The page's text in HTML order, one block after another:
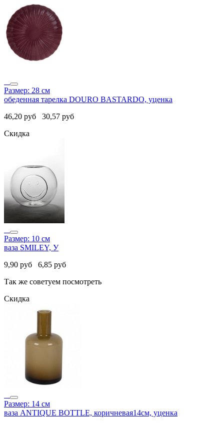
Размер: 28 см
обеденная тарелка DOURO BASTARDO, уценка
46,20 руб 30,57 руб
Скидка
Размер: 10 см
ваза SMILEY, У
9,90 руб 6,85 руб
Так же советуем посмотреть
Скидка
Размер: 14 см
ваза ANTIQUE BOTTLE, коричневая14см, уценка